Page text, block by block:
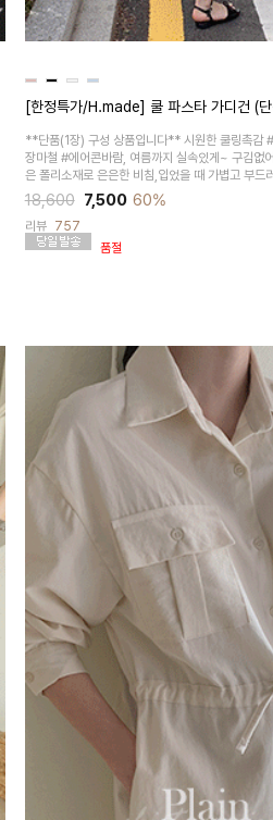
[한정특가/H.made] 쿨 파스타 가디건 (단
**단품(1장) 구성 상품입니다** 시원한 쿨링촉감
장마철 #에어콘바람, 여름까지 실속있게~ 구김없
은 폴리소재로 은은한 비침,입었을 때 가볍고 부드
18,600 7,500 60%
리뷰 757
품절